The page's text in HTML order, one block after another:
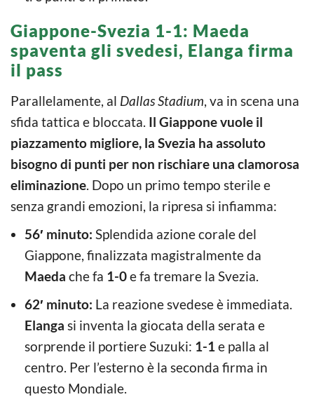
Giappone-Svezia 1-1: Maeda
spaventa gli svedesi, Elanga firma
il pass
Parallelamente, al Dallas Stadium, va in scena una
sfida tattica e bloccata. Il Giappone vuole il
piazzamento migliore, la Svezia ha assoluto
bisogno di punti per non rischiare una clamorosa
eliminazione. Dopo un primo tempo sterile e
senza grandi emozioni, la ripresa si infiamma:
56′ minuto: Splendida azione corale del
Giappone, finalizzata magistralmente da
Maeda che fa 1-0e fa tremare la Svezia.
62′ minuto: La reazione svedese è immediata.
Elanga si inventa la giocata della serata e
sorprende il portiere Suzuki: 1-1e palla al
centro. Per l’esterno è la seconda firma in
questo Mondiale.